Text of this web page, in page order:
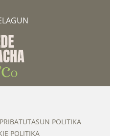
PRIBATUTASUN POLITIKA
POLITIKA